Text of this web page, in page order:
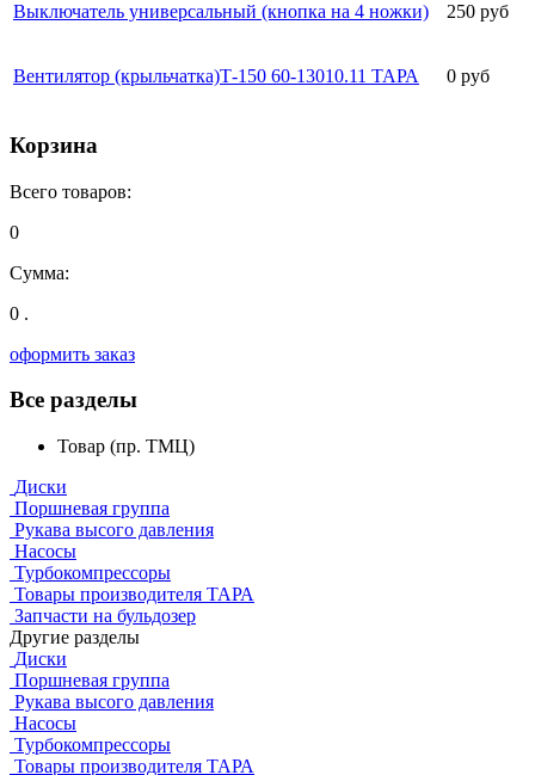
Выключатель универсальный (кнопка на 4 ножки) 250 руб
Вентилятор (крыльчатка)Т-150 60-13010.11 ТАРА 0 руб
Корзина
Всего товаров:
0
Сумма:
0 .
оформить заказ
Все разделы
Товар (пр. ТМЦ)
Диски
Поршневая группа
Рукава высого давления
Насосы
Турбокомпрессоры
Товары производителя ТАРА
Запчасти на бульдозер
Другие разделы
Диски
Поршневая группа
Рукава высого давления
Насосы
Турбокомпрессоры
Товары производителя ТАРА